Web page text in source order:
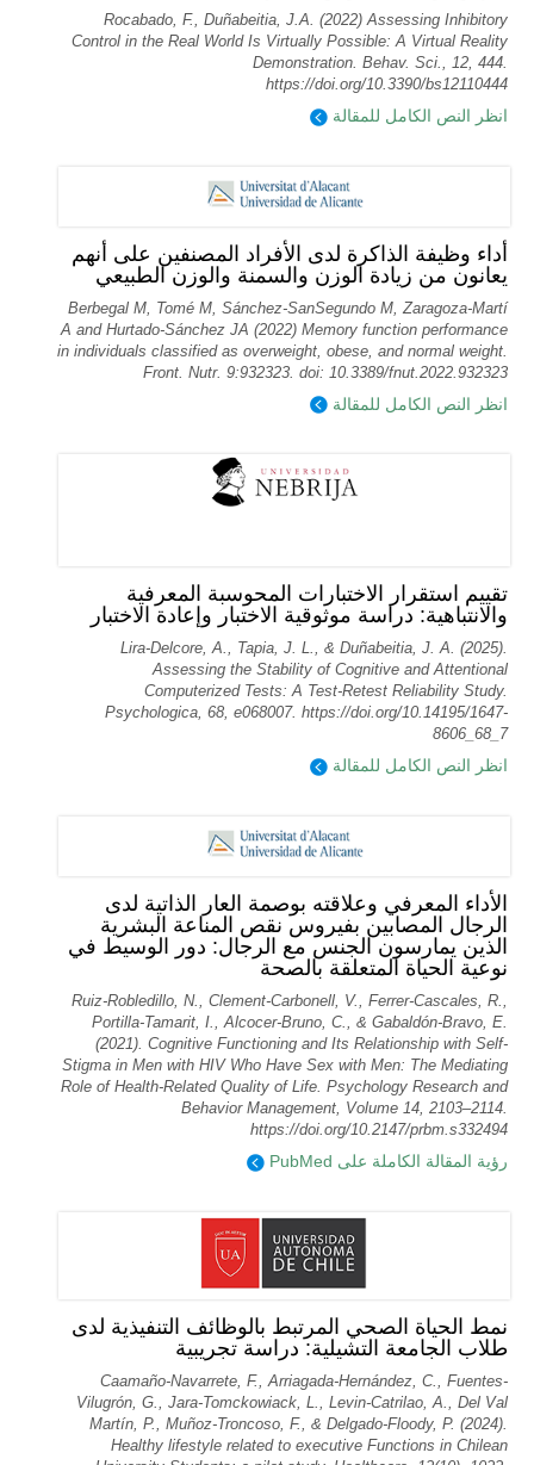
Rocabado, F., Duñabeitia, J.A. (2022) Assessing Inhibitory
Control in the Real World Is Virtually Possible: A Virtual Reality
Demonstration. Behav. Sci., 12, 444.
https://doi.org/10.3390/bs12110444
انظر النص الكامل للمقالة
أداء وظيفة الذاكرة لدى الأفراد المصنفين على أنهم
يعانون من زيادة الوزن والسمنة والوزن الطبيعي
Berbegal M, Tomé M, Sánchez-SanSegundo M, Zaragoza-Martí
A and Hurtado-Sánchez JA (2022) Memory function performance
in individuals classified as overweight, obese, and normal weight.
Front. Nutr. 9:932323. doi: 10.3389/fnut.2022.932323
انظر النص الكامل للمقالة
تقييم استقرار الاختبارات المحوسبة المعرفية
والانتباهية: دراسة موثوقية الاختبار وإعادة الاختبار
Lira-Delcore, A., Tapia, J. L., & Duñabeitia, J. A. (2025).
Assessing the Stability of Cognitive and Attentional
Computerized Tests: A Test-Retest Reliability Study.
Psychologica, 68, e068007. https://doi.org/10.14195/1647-
8606_68_7
انظر النص الكامل للمقالة
الأداء المعرفي وعلاقته بوصمة العار الذاتية لدى
الرجال المصابين بفيروس نقص المناعة البشرية
الذين يمارسون الجنس مع الرجال: دور الوسيط في
نوعية الحياة المتعلقة بالصحة
Ruiz-Robledillo, N., Clement-Carbonell, V., Ferrer-Cascales, R.,
Portilla-Tamarit, I., Alcocer-Bruno, C., & Gabaldón-Bravo, E.
(2021). Cognitive Functioning and Its Relationship with Self-
Stigma in Men with HIV Who Have Sex with Men: The Mediating
Role of Health-Related Quality of Life. Psychology Research and
Behavior Management, Volume 14, 2103–2114.
https://doi.org/10.2147/prbm.s332494
رؤية المقالة الكاملة على PubMed
نمط الحياة الصحي المرتبط بالوظائف التنفيذية لدى
طلاب الجامعة التشيلية: دراسة تجريبية
Caamaño-Navarrete, F., Arriagada-Hernández, C., Fuentes-
Vilugrón, G., Jara-Tomckowiack, L., Levin-Catrilao, A., Del Val
Martín, P., Muñoz-Troncoso, F., & Delgado-Floody, P. (2024).
Healthy lifestyle related to executive Functions in Chilean